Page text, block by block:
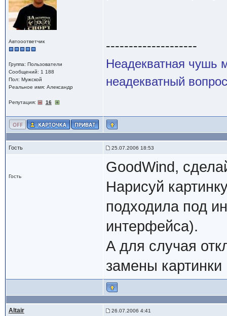
Автооответчик
Группа: Пользователи
Сообщений: 1 188
Пол: Мужской
Реальное имя: Александр
Репутация: 16
--------------------
Неадекватная чушь
неадекватный
Гость 25.07.2006 18:53
Гость
GoodWind,
Нарисуй
подходила под
интерфейса).
А для случая
замены
Altair 26.07.2006 4:41